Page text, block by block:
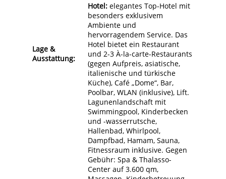
Lage &
Ausstattung:
Hotel: elegantes Top-Hotel mit
besonders exklusivem
Ambiente und
hervorragendem Service. Das
Hotel bietet ein Restaurant
und 2-3 À-la-carte-Restaurants
(gegen Aufpreis, asiatische,
italienische und türkische
Küche), Café „Dome“, Bar,
Poolbar, WLAN (inklusive), Lift.
Lagunenlandschaft mit
Swimmingpool, Kinderbecken
und -wasserrutsche,
Hallenbad, Whirlpool,
Dampfbad, Hamam, Sauna,
Fitnessraum inklusive. Gegen
Gebühr: Spa & Thalasso-
Center auf 3.600 qm,